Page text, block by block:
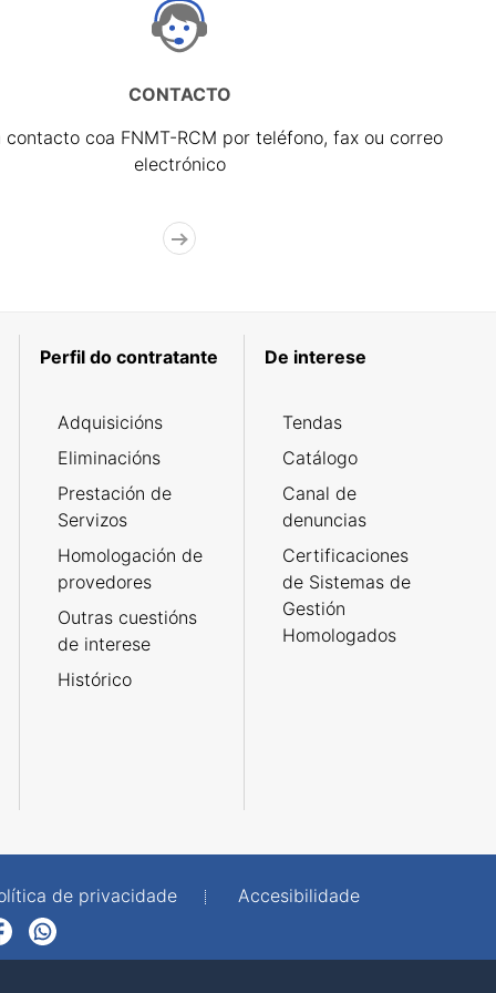
CONTACTO
contacto coa FNMT-RCM por teléfono, fax ou correo
electrónico
Perfil do contratante
Adquisicións
Eliminacións
Prestación de
Servizos
Homologación de
provedores
Outras cuestións
de interese
Histórico
De interese
Tendas
Catálogo
Canal de
denuncias
Certificaciones
de Sistemas de
Gestión
Homologados
de privacidade
Accesibilidade